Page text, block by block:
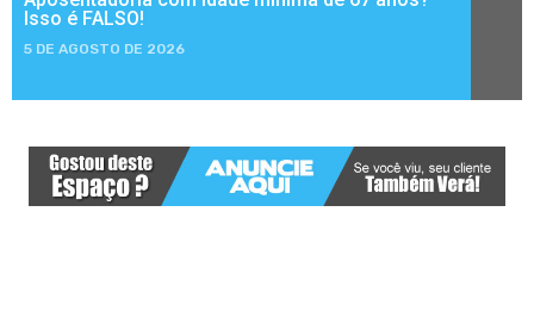
Isso é FALSO!
5 DE AGOSTO DE 2026